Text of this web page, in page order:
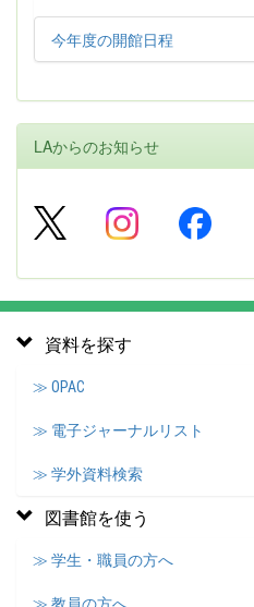
今年度の開館日程
LAからのお知らせ
資料を探す
≫ OPAC
≫ 電子ジャーナルリスト
≫ 学外資料検索
図書館を使う
≫ 学生・職員の方へ